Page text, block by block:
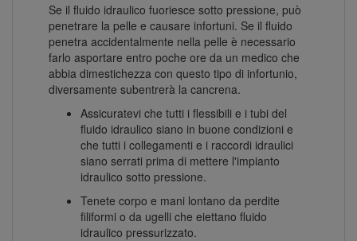
Se il fluido idraulico fuoriesce sotto pressione, può
penetrare la pelle e causare infortuni. Se il fluido
penetra accidentalmente nella pelle è necessario
farlo asportare entro poche ore da un medico che
abbia dimestichezza con questo tipo di infortunio,
diversamente subentrerà la cancrena.
Assicuratevi che tutti i flessibili e i tubi del
fluido idraulico siano in buone condizioni e
che tutti i collegamenti e i raccordi idraulici
siano serrati prima di mettere l'impianto
idraulico sotto pressione.
Tenete corpo e mani lontano da perdite
filiformi o da ugelli che eiettano fluido
idraulico pressurizzato.